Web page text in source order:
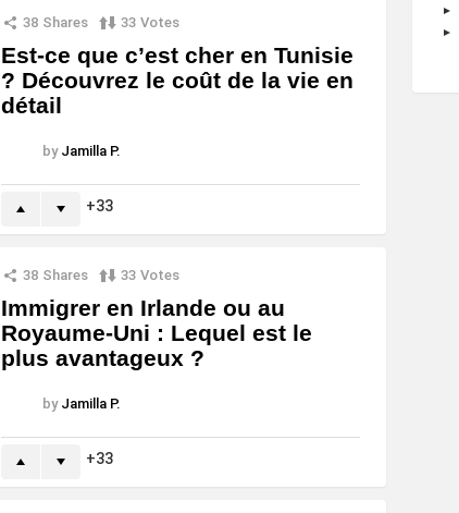
38 Shares 33 Votes
Est-ce que c’est cher en Tunisie
? Découvrez le coût de la vie en
détail
by Jamilla P.
33
38 Shares 33 Votes
Immigrer en Irlande ou au
Royaume-Uni : Lequel est le
plus avantageux ?
by Jamilla P.
33